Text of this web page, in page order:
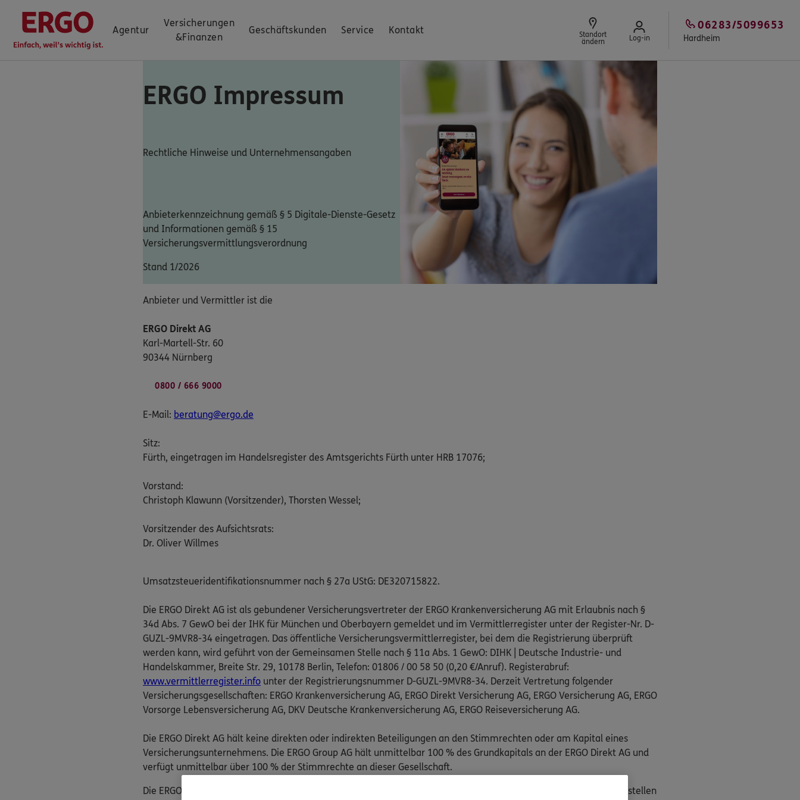
Agentur
Versicherungen
&Finanzen
Geschäftskunden Service Kontakt
Standort
ändern
Log-in Hardheim
06283/5099653
ERGO Impressum
Rechtliche Hinweise und Unternehmensangaben
Anbieterkennzeichnung gemäß § 5 Digitale-Dienste-Gesetz
und Informationen gemäß § 15
Versicherungsvermittlungsverordnung
Stand 1/2026
Anbieter und Vermittler ist die
ERGO Direkt AG
Karl-Martell-Str. 60
90344 Nürnberg
0800 / 666 9000
E-Mail: beratung@ergo.de
Sitz:
Fürth, eingetragen im Handelsregister des Amtsgerichts Fürth unter HRB 17076;
Vorstand:
Christoph Klawunn (Vorsitzender), Thorsten Wessel;
Vorsitzender des Aufsichtsrats:
Dr. Oliver Willmes
Umsatzsteueridentifikationsnummer nach § 27a UStG: DE320715822.
Die ERGO Direkt AG ist als gebundener Versicherungsvertreter der ERGO Krankenversicherung AG mit Erlaubnis nach §
34d Abs. 7 GewO bei der IHK für München und Oberbayern gemeldet und im Vermittlerregister unter der Register-Nr. D-
GUZL-9MVR8-34 eingetragen. Das öffentliche Versicherungsvermittlerregister, bei dem die Registrierung überprüft
werden kann, wird geführt von der Gemeinsamen Stelle nach § 11a Abs. 1 GewO: DIHK | Deutsche Industrie- und
Handelskammer, Breite Str. 29, 10178 Berlin, Telefon: 01806 / 00 58 50 (0,20 €/Anruf). Registerabruf:
www.vermittlerregister.info unter der Registrierungsnummer D-GUZL-9MVR8-34. Derzeit Vertretung folgender
Versicherungsgesellschaften: ERGO Krankenversicherung AG, ERGO Direkt Versicherung AG, ERGO Versicherung AG, ERGO
Vorsorge Lebensversicherung AG, DKV Deutsche Krankenversicherung AG, ERGO Reiseversicherung AG.
Die ERGO Direkt AG hält keine direkten oder indirekten Beteiligungen an den Stimmrechten oder am Kapital eines
Versicherungsunternehmens. Die ERGO Group AG hält unmittelbar 100 % des Grundkapitals an der ERGO Direkt AG und
verfügt unmittelbar über 100 % der Stimmrechte an dieser Gesellschaft.
Die ERGO Direkt AG nimmt verpflichtend an folgenden außergerichtlichen Schlichtungsstellen als Streitbeilegungsstellen